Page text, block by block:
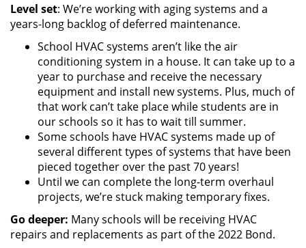
Level set: We’re working with aging systems and a
years-long backlog of deferred maintenance.
School HVAC systems aren’t like the air
conditioning system in a house. It can take up to a
year to purchase and receive the necessary
equipment and install new systems. Plus, much of
that work can’t take place while students are in
our schools so it has to wait till summer.
Some schools have HVAC systems made up of
several different types of systems that have been
pieced together over the past 70 years!
Until we can complete the long-term overhaul
projects, we’re stuck making temporary fixes.
Go deeper: Many schools will be receiving HVAC
repairs and replacements as part of the 2022 Bond.